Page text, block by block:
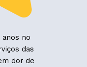
no
das
dor de